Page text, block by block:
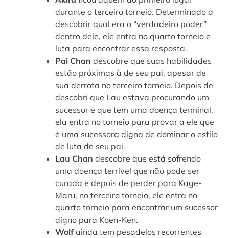
durante o terceiro torneio. Determinado a
descobrir qual era o “verdadeiro poder”
dentro dele, ele entra no quarto torneio e
luta para encontrar essa resposta.
Pai Chan descobre que suas habilidades
estão próximas à de seu pai, apesar de
sua derrota no terceiro torneio. Depois de
descobri que Lau estava procurando um
sucessor e que tem uma doença terminal,
ela entra no torneio para provar a ele que
é uma sucessora digna de dominar o estilo
de luta de seu pai.
Lau Chan descobre que está sofrendo
uma doença terrível que não pode ser
curada e depois de perder para Kage-
Maru, no terceiro torneio, ele entra no
quarto torneio para encontrar um sucessor
digno para Koen-Ken.
Wolf ainda tem pesadelos recorrentes